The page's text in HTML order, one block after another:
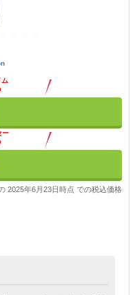
ム
ー
2025年6月23日時点 での税込価格